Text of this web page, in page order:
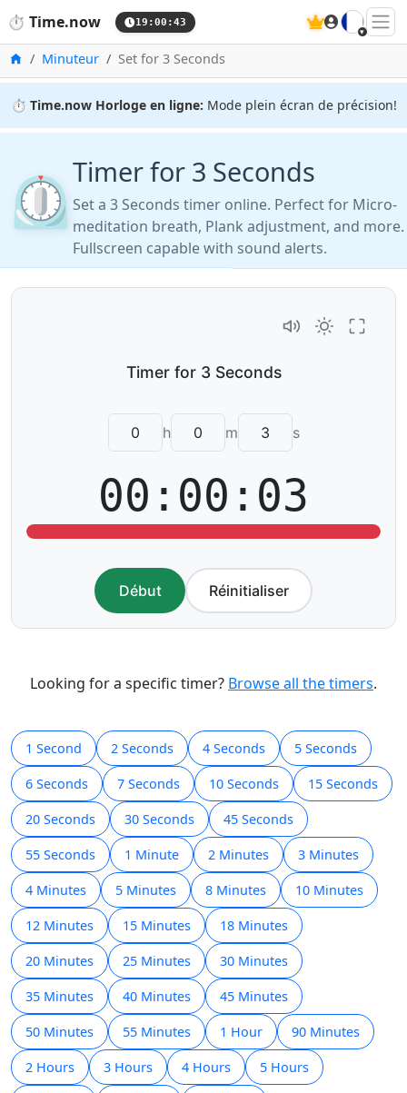
⏱️ Time.now 19:00:44 🇫🇷
Accueil
Minuteur Set for 3 Seconds
⏱️ Time.now Horloge en ligne: Mode plein écran de précision!
⏲️Timer for 3 Seconds
Set a 3 Seconds timer online. Perfect for Micro-
meditation breath, Plank adjustment, and more.
Fullscreen capable with sound alerts.
h m s
00:00:03
Début Réinitialiser
Looking for a specific timer? Browse all the timers.
1 Second 2 Seconds 4 Seconds 5 Seconds
6 Seconds 7 Seconds 10 Seconds 15 Seconds
20 Seconds 30 Seconds 45 Seconds
55 Seconds 1 Minute 2 Minutes 3 Minutes
4 Minutes 5 Minutes 8 Minutes 10 Minutes
12 Minutes 15 Minutes 18 Minutes
20 Minutes 25 Minutes 30 Minutes
35 Minutes 40 Minutes 45 Minutes
50 Minutes 55 Minutes 1 Hour 90 Minutes
2 Hours 3 Hours 4 Hours 5 Hours